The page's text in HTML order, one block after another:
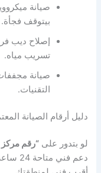
صيانة
بيتوقف فجأة.
إصلاح ديب
تسريب مياه.
صيانة
التقنيات.
دليل أرقام الصيانة
لو بتدور على“رقم
دعم